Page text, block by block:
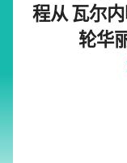
程从 瓦尔
轮华